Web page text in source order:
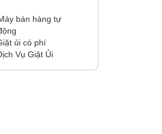
bán hàng tự
ủi có phí
Vụ Giặt Ủi